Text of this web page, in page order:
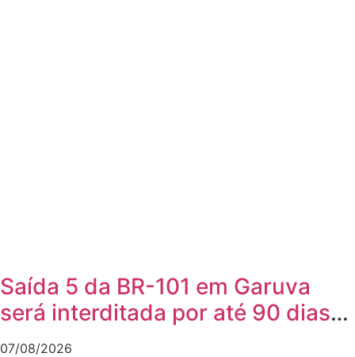
Saída 5 da BR-101 em Garuva
será interditada por até 90 dias
para obras
07/08/2026